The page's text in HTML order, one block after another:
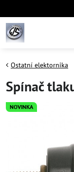
NOVINKA
Ostatní elektornika
Spínač